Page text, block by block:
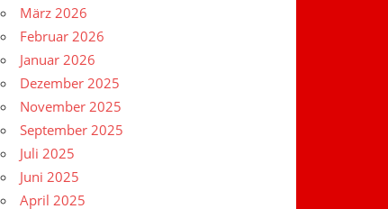
März 2026
Februar 2026
Januar 2026
Dezember 2025
November 2025
September 2025
Juli 2025
Juni 2025
April 2025